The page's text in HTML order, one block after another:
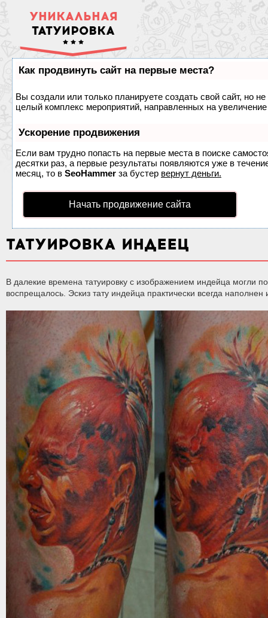
УНИКАЛЬНАЯ
ТАТУИРОВКА
Как продвинуть сайт на первые места?
Вы создали или только планируете создать свой сайт, но
целый комплекс мероприятий, направленных на
Ускорение продвижения
Если вам трудно попасть на первые места в поиске
десятки раз, а первые результаты появляются уже в
месяц, то в SeoHammer за бустер вернут деньги.
Начать продвижение сайта
ТАТУИРОВКА ИНДЕЕЦ
В далекие времена татуировку с изображением индейца могли
воспрещалось. Эскиз тату индейца практически всегда